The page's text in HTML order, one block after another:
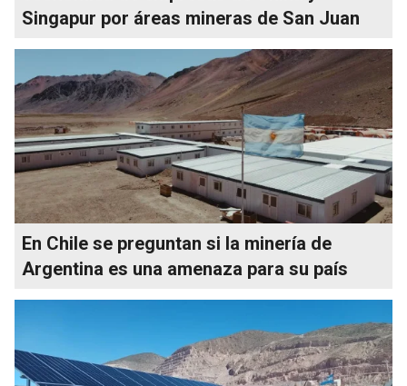
Singapur por áreas mineras de San Juan
En Chile se preguntan si la minería de
Argentina es una amenaza para su país